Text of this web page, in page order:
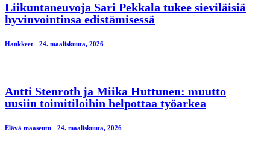
Liikuntaneuvoja Sari Pekkala tukee sieviläisiä
hyvinvointinsa edistämisessä
Hankkeet 24. maaliskuuta, 2026
Antti Stenroth ja Miika Huttunen: muutto
uusiin toimitiloihin helpottaa työarkea
Elävä maaseutu 24. maaliskuuta, 2026